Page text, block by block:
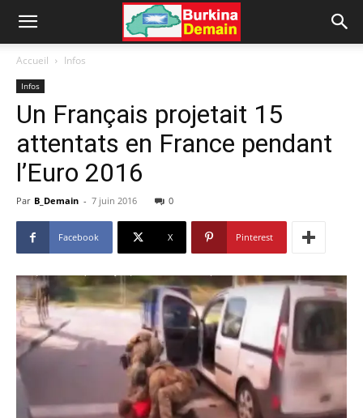
Accueil Infos
Infos
Un Français projetait 15
attentats en France pendant
l’Euro 2016
Par B_Demain - 7 juin 2016 0
Facebook X Pinterest